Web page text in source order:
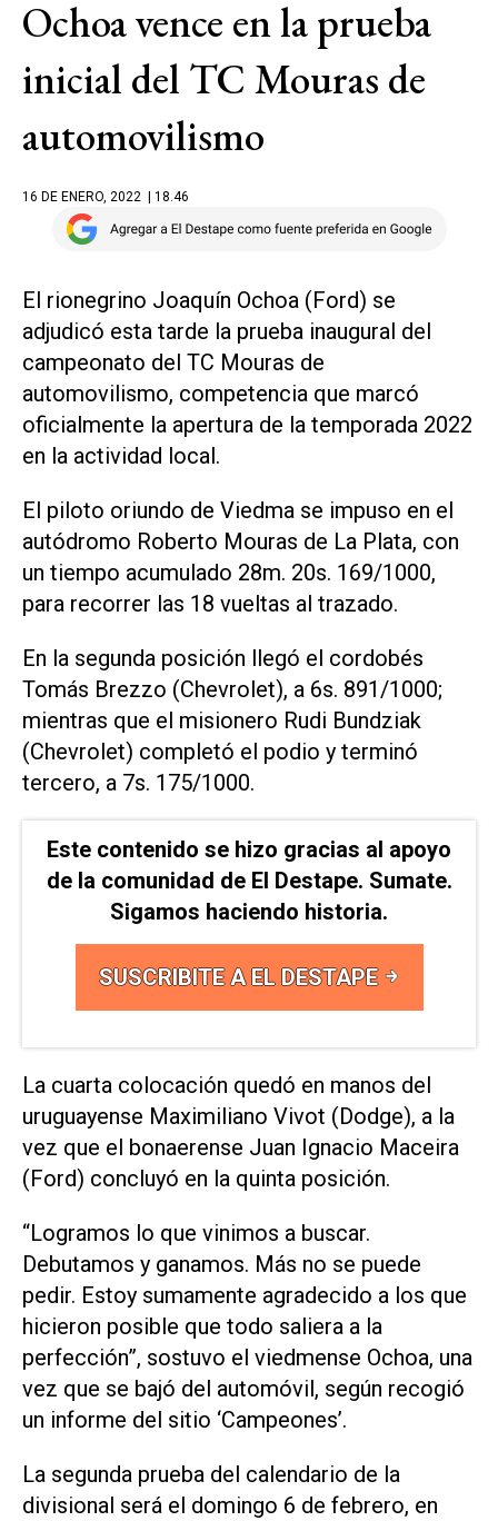
Ochoa vence en la prueba
inicial del TC Mouras de
automovilismo
16 DE ENERO, 2022 | 18.46
El rionegrino Joaquín Ochoa (Ford) se
adjudicó esta tarde la prueba inaugural del
campeonato del TC Mouras de
automovilismo, competencia que marcó
oficialmente la apertura de la temporada 2022
en la actividad local.
El piloto oriundo de Viedma se impuso en el
autódromo Roberto Mouras de La Plata, con
un tiempo acumulado 28m. 20s. 169/1000,
para recorrer las 18 vueltas al trazado.
En la segunda posición llegó el cordobés
Tomás Brezzo (Chevrolet), a 6s. 891/1000;
mientras que el misionero Rudi Bundziak
(Chevrolet) completó el podio y terminó
tercero, a 7s. 175/1000.
Este contenido se hizo gracias al apoyo
de la comunidad de El Destape. Sumate.
Sigamos haciendo historia.
SUSCRIBITE A EL DESTAPE
La cuarta colocación quedó en manos del
uruguayense Maximiliano Vivot (Dodge), a la
vez que el bonaerense Juan Ignacio Maceira
(Ford) concluyó en la quinta posición.
“Logramos lo que vinimos a buscar.
Debutamos y ganamos. Más no se puede
pedir. Estoy sumamente agradecido a los que
hicieron posible que todo saliera a la
perfección”, sostuvo el viedmense Ochoa, una
vez que se bajó del automóvil, según recogió
un informe del sitio ‘Campeones’.
La segunda prueba del calendario de la
divisional será el domingo 6 de febrero, en